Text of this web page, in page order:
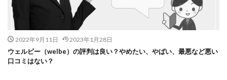
2022年9月11日 2023年1月28日
ウェルビー（welbe）の評判は良い？やめたい、やばい、最悪など悪い
口コミはない？